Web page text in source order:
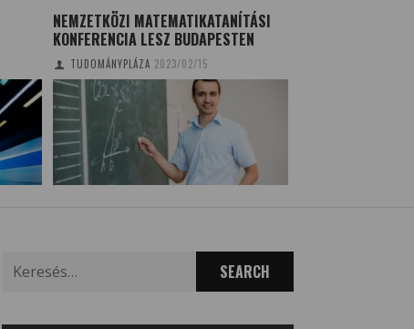
NEMZETKÖZI MATEMATIKATANÍTÁSI
KONFERENCIA LESZ BUDAPESTEN
TUDOMÁNYPLÁZA 2023/02/15
for: